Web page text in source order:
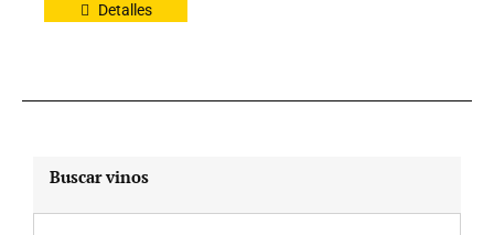
Detalles
Buscar vinos